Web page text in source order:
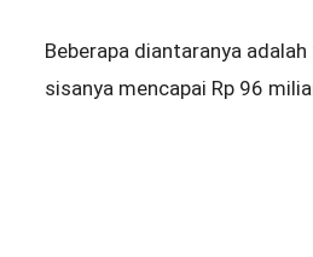
Beberapa diantaranya
sisanya mencapai Rp 96